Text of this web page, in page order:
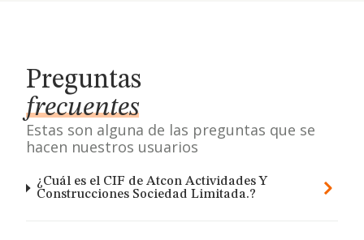
Preguntas
frecuentes
Estas son alguna de las preguntas que se
hacen nuestros usuarios
¿Cuál es el CIF de Atcon Actividades Y
Construcciones Sociedad Limitada.?